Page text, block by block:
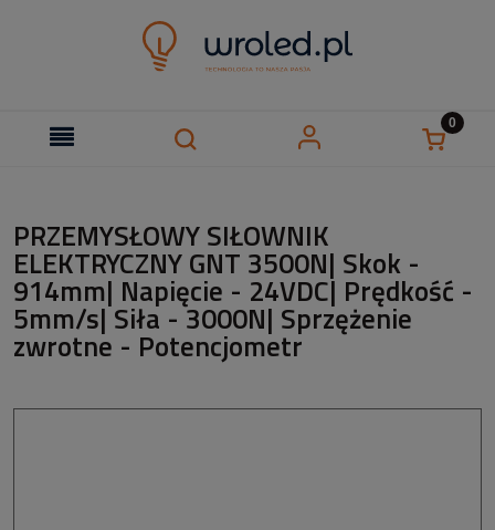
PRZEMYSŁOWY SIŁOWNIK
ELEKTRYCZNY GNT 3500N| Skok -
914mm| Napięcie - 24VDC| Prędkość -
5mm/s| Siła - 3000N| Sprzężenie
zwrotne - Potencjometr